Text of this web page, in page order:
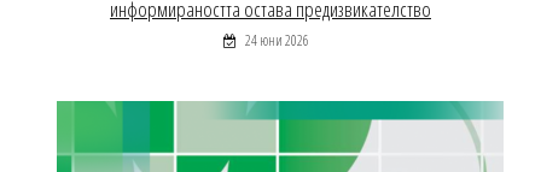
информираността остава предизвикателство
24 юни 2026